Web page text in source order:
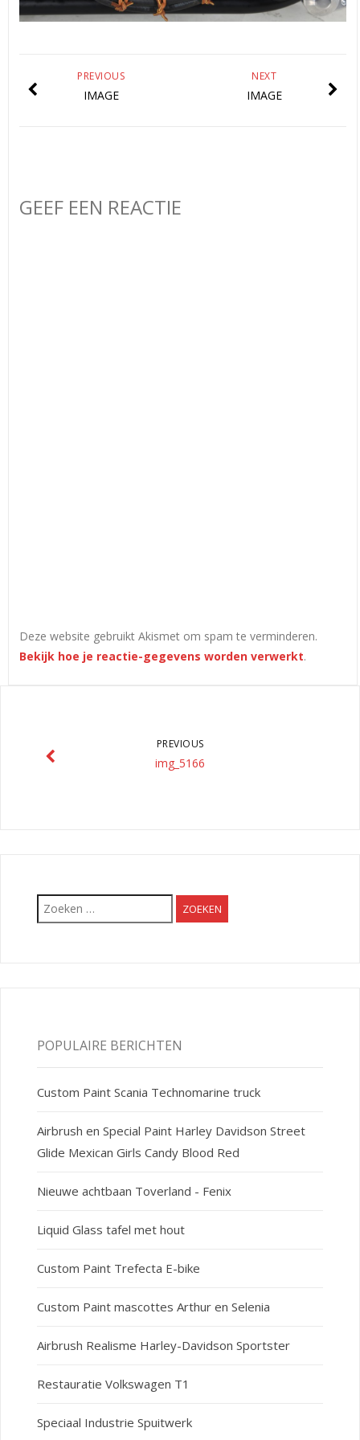
NEXT
IMAGE
PREVIOUS
IMAGE
GEEF EEN REACTIE
Deze website gebruikt Akismet om spam te verminderen.
Bekijk hoe je reactie-gegevens worden verwerkt.
PREVIOUS
img_5166
Zoeken
naar:
POPULAIRE BERICHTEN
Custom Paint Scania Technomarine truck
Airbrush en Special Paint Harley Davidson Street
Glide Mexican Girls Candy Blood Red
Nieuwe achtbaan Toverland - Fenix
Liquid Glass tafel met hout
Custom Paint Trefecta E-bike
Custom Paint mascottes Arthur en Selenia
Airbrush Realisme Harley-Davidson Sportster
Restauratie Volkswagen T1
Speciaal Industrie Spuitwerk